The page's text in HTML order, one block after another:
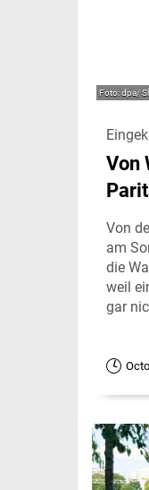
dpa/
Von
Von
am
die
weil
gar